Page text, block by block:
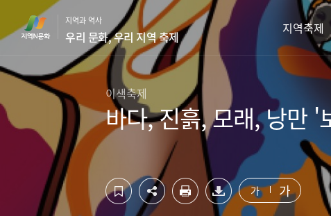
츠
역
로
가
영
바
가
기
지역과 역사
우리 문화, 우리 지역 축제
지역축제
이색축제
바다, 진흙, 모래, 낭만 '
가 가